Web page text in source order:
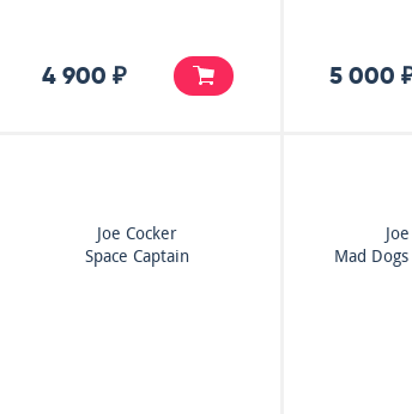
4 900 ₽ 5 000
Joe Cocker
Space Captain
Mad